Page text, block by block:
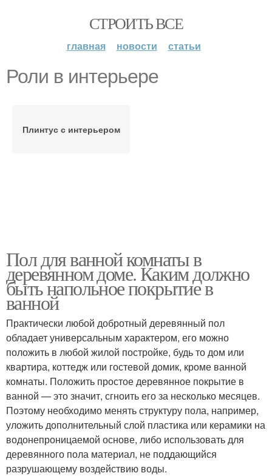
СТРОИТЬ ВСЕ
главная новости статьи
Роли в интерьере
Плинтус с интерьером
Пол для ванной комнаты в
деревянном доме. Каким должно
быть напольное покрытие в
ванной
Практически любой добротный деревянный пол
обладает универсальным характером, его можно
положить в любой жилой постройке, будь то дом или
квартира, коттедж или гостевой домик, кроме ванной
комнаты. Положить простое деревянное покрытие в
ванной — это значит, сгноить его за несколько месяцев.
Поэтому необходимо менять структуру пола, например,
уложить дополнительный слой пластика или керамики на
водонепроницаемой основе, либо использовать для
деревянного пола материал, не поддающийся
разрушающему воздействию воды.